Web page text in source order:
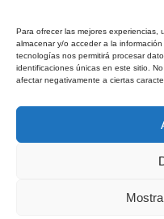
Para ofrecer las mejores experiencias,
almacenar y/o acceder a la
tecnologías nos permitirá procesar
identificaciones únicas en este sitio.
afectar negativamente a ciertas
Pontevedra
986 861 612
698 173 173